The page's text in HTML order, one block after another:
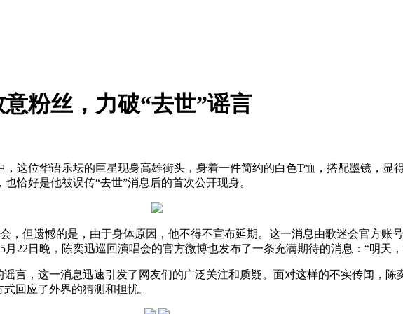
粉丝，力破“去世”谣言
这位华语乐坛的巨星现身高雄街头，身着一件简约的白色T恤，搭配墨镜，显
恰好是他被误传“去世”消息后的首次公开现身。
，但遗憾的是，由于身体原因，他不得不宣布延期。这一消息由歌迷会官方账
22日晚，陈奕迅巡回演唱会的官方微博也发布了一条充满期待的消息：“明天
言，这一消息迅速引发了网友们的广泛关注和质疑。面对这样的不实传闻，
回应了外界的猜测和担忧。